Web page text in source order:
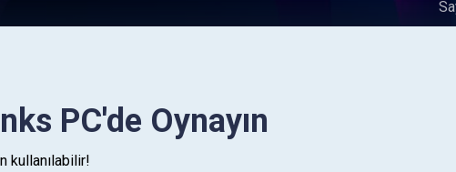
PC'de Oynayın
kullanılabilir!